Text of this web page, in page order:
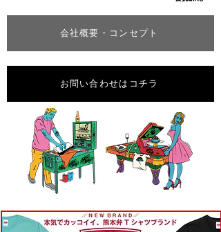
会社概要・コンセプト
お問い合わせはコチラ